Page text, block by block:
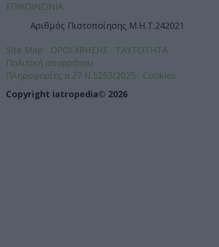
ΕΠΙΚΟΙΝΩΝΙΑ
Αριθμός Πιστοποίησης Μ.Η.Τ.242021
Site Map ΟΡΟΙ ΧΡΗΣΗΣ
ΤΑΥΤΟΤΗΤΑ
Πολιτική απορρήτου
Πληροφορίες α.27 Ν.5253/2025
Cookies
Copyright iatropedia© 2026